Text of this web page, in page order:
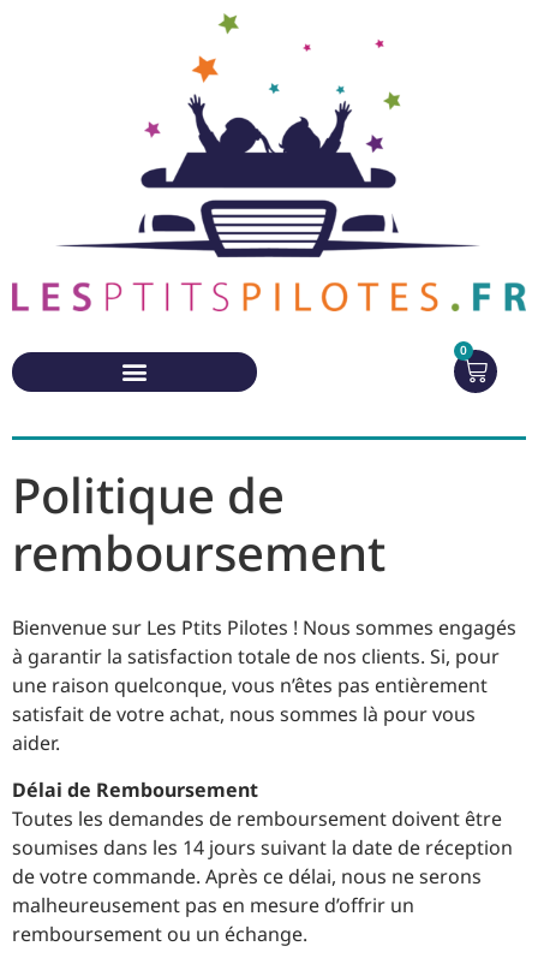
0
Politique de
remboursement
Bienvenue sur Les Ptits Pilotes ! Nous sommes engagés
à garantir la satisfaction totale de nos clients. Si, pour
une raison quelconque, vous n’êtes pas entièrement
satisfait de votre achat, nous sommes là pour vous
aider.
Délai de Remboursement
Toutes les demandes de remboursement doivent être
soumises dans les 14 jours suivant la date de réception
de votre commande. Après ce délai, nous ne serons
malheureusement pas en mesure d’offrir un
remboursement ou un échange.